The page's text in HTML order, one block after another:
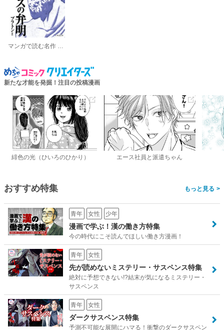
マンガで読む名作 ソクラテスの弁明
新たな才能を発掘！注目の投稿漫画
緋色の光（ひいろのひかり） エース社員と派遣ちゃん
おすすめ特集 >
青年 女性 少年
漫画で学ぶ！漢の働き方特集
今の時代にこそ読んでほしい働き方漫画！
青年 女性
先が読めないミステリー・サスペンス特集
絶対に予想できない!?結末が気になるミステリー・
サスペンス
青年 女性
ダークサスペンス特集
予測不可能な展開にハマる！衝撃のダークサスペン